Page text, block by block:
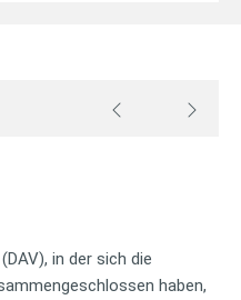
in der sich die
haben,